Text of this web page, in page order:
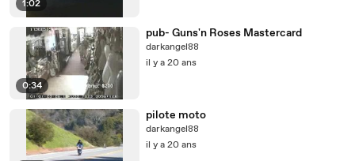
1:02
0:34
pub- Guns'n Roses Mastercard
darkangel88
il y a 20 ans
pilote moto
darkangel88
il y a 20 ans